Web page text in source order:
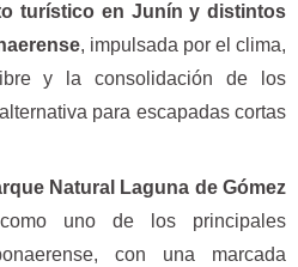
turístico en Junín y distintos
, impulsada por el clima,
y la consolidación de los
para escapadas cortas
Natural Laguna de Gómez
uno de los principales
con una marcada